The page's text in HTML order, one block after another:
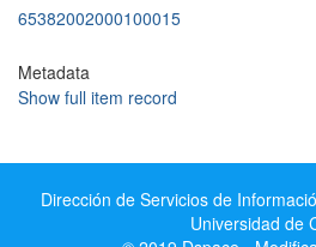
65382002000100015
Metadata
Show full item record
Dirección de Servicios de
Universidad de